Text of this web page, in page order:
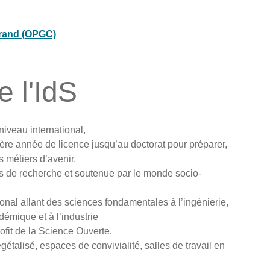
(OPGC)
l'IdS
international,
année de licence jusqu’au doctorat pour préparer,
d’avenir,
recherche et soutenue par le monde socio-
allant des sciences fondamentales à l’ingénierie,
et à l’industrie
de la Science Ouverte.
espaces de convivialité, salles de travail en